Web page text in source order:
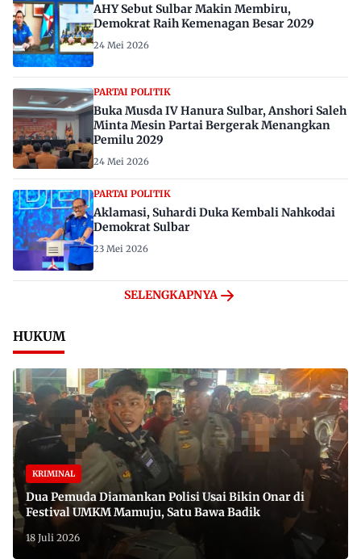
AHY Sebut Sulbar Makin Membiru,
Demokrat Raih Kemenagan Besar 2029
24 Mei 2026
PARTAI POLITIK
Buka Musda IV Hanura Sulbar, Anshori Saleh
Minta Mesin Partai Bergerak Menangkan
Pemilu 2029
24 Mei 2026
PARTAI POLITIK
Aklamasi, Suhardi Duka Kembali Nahkodai
Demokrat Sulbar
23 Mei 2026
SELENGKAPNYA
HUKUM
KRIMINAL
Dua Pemuda Diamankan Polisi Usai Bikin Onar di
Festival UMKM Mamuju, Satu Bawa Badik
18 Juli 2026